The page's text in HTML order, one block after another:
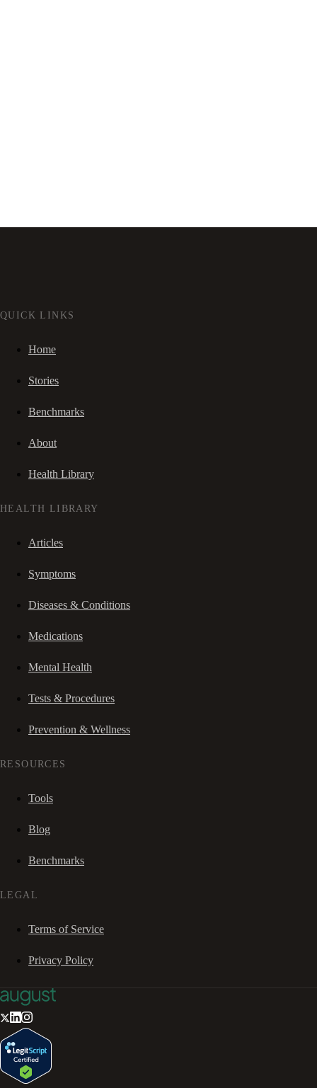
QUICK LINKS
Home
Stories
Benchmarks
About
Health Library
HEALTH LIBRARY
Articles
Symptoms
Diseases & Conditions
Medications
Mental Health
Tests & Procedures
Prevention & Wellness
RESOURCES
Tools
Blog
Benchmarks
LEGAL
Terms of Service
Privacy Policy